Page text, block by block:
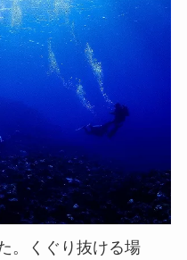
。くぐり抜ける場